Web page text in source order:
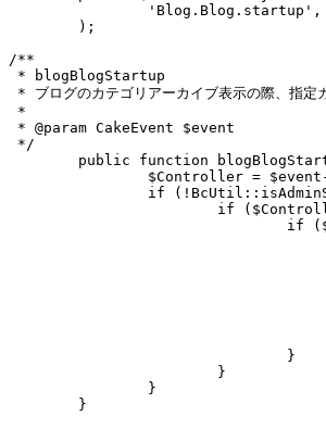
/**
* blogBlogStartup
* ブログのカテゴリアーカイブ表示の際、指定
*
* @param CakeEvent $event
*/